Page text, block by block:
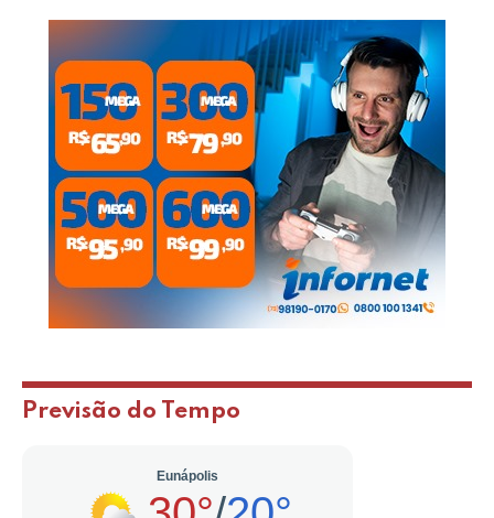
Previsão do Tempo